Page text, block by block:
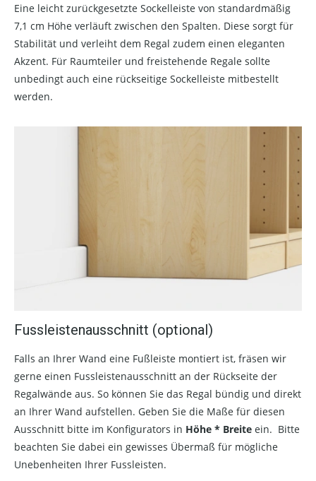
Eine leicht zurückgesetzte Sockelleiste von standardmäßig
7,1 cm Höhe verläuft zwischen den Spalten. Diese sorgt für
Stabilität und verleiht dem Regal zudem einen eleganten
Akzent. Für Raumteiler und freistehende Regale sollte
unbedingt auch eine rückseitige Sockelleiste mitbestellt
werden.
Fussleistenausschnitt (optional)
Falls an Ihrer Wand eine Fußleiste montiert ist, fräsen wir
gerne einen Fussleistenausschnitt an der Rückseite der
Regalwände aus. So können Sie das Regal bündig und direkt
an Ihrer Wand aufstellen. Geben Sie die Maße für diesen
Ausschnitt bitte im Konfigurators in Höhe * Breite ein. Bitte
beachten Sie dabei ein gewisses Übermaß für mögliche
Unebenheiten Ihrer Fussleisten.